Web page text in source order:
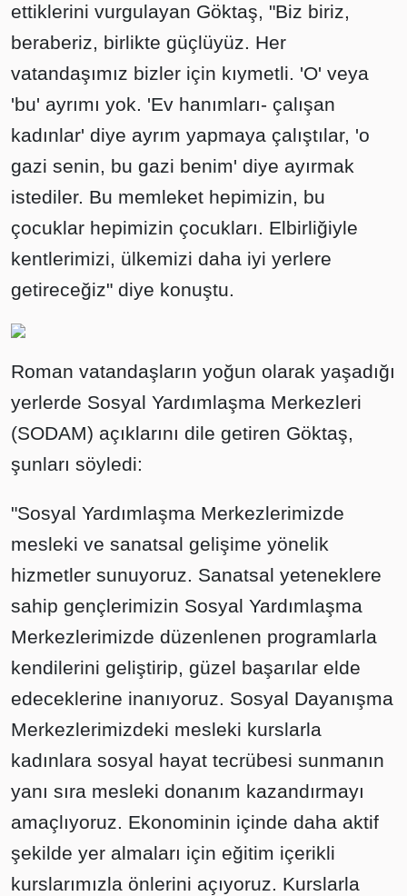
ettiklerini vurgulayan Göktaş, "Biz biriz,
beraberiz, birlikte güçlüyüz. Her
vatandaşımız bizler için kıymetli. 'O' veya
'bu' ayrımı yok. 'Ev hanımları- çalışan
kadınlar' diye ayrım yapmaya çalıştılar, 'o
gazi senin, bu gazi benim' diye ayırmak
istediler. Bu memleket hepimizin, bu
çocuklar hepimizin çocukları. Elbirliğiyle
kentlerimizi, ülkemizi daha iyi yerlere
getireceğiz" diye konuştu.
Roman vatandaşların yoğun olarak yaşadığı
yerlerde Sosyal Yardımlaşma Merkezleri
(SODAM) açıklarını dile getiren Göktaş,
şunları söyledi:
"Sosyal Yardımlaşma Merkezlerimizde
mesleki ve sanatsal gelişime yönelik
hizmetler sunuyoruz. Sanatsal yeteneklere
sahip gençlerimizin Sosyal Yardımlaşma
Merkezlerimizde düzenlenen programlarla
kendilerini geliştirip, güzel başarılar elde
edeceklerine inanıyoruz. Sosyal Dayanışma
Merkezlerimizdeki mesleki kurslarla
kadınlara sosyal hayat tecrübesi sunmanın
yanı sıra mesleki donanım kazandırmayı
amaçlıyoruz. Ekonominin içinde daha aktif
şekilde yer almaları için eğitim içerikli
kurslarımızla önlerini açıyoruz. Kurslarla